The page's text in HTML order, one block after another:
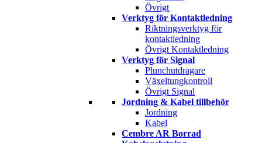
Övrigt
Verktyg för Kontaktledning
Riktningsverktyg för
kontaktledning
Övrigt Kontaktledning
Verktyg för Signal
Plunchutdragare
Växeltungkontroll
Övrigt Signal
Jordning & Kabel tillbehör
Jordning
Kabel
Cembre AR Borrad